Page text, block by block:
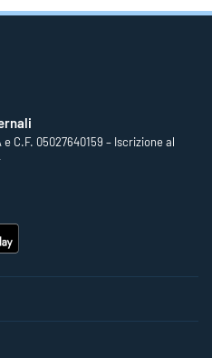
C.F. 05027640159 – Iscrizione al